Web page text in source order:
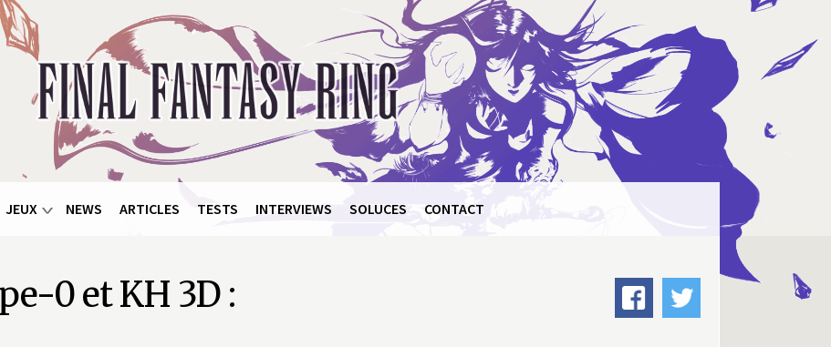
JEUX NEWS ARTICLES TESTS INTERVIEWS SOLUCES CONTACT
0 et KH 3D :